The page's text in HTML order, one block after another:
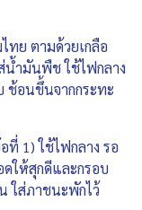
ทย ตามด้วยเกลือ
น้ำมันพืช ใช้ไฟกลาง
ช้อนขึ้นจากกระทะ
ที่ 1) ใช้ไฟกลาง รอ
ให้สุกดีและกรอบ
ใส่ภาชนะพักไว้